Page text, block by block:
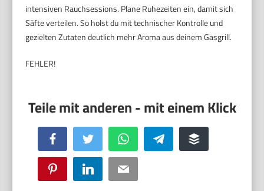
intensiven Rauchsessions. Plane Ruhezeiten ein, damit sich
Säfte verteilen. So holst du mit technischer Kontrolle und
gezielten Zutaten deutlich mehr Aroma aus deinem Gasgrill.
FEHLER!
Facebook Twitter WhatsApp Telegram Buffer
Pinterest LinkedIn Email